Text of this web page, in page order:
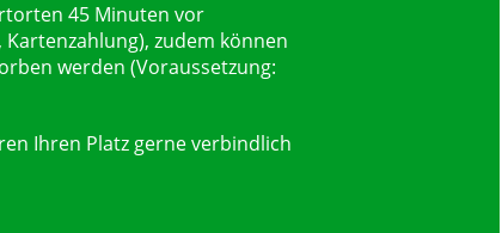
45 Minuten vor
zudem können
werden (Voraussetzung:
Ihren Platz gerne verbindlich